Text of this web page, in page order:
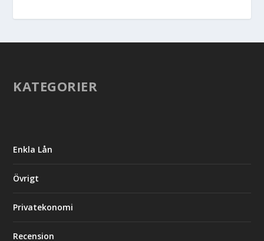
KATEGORIER
Enkla Lån
Övrigt
Privatekonomi
Recension